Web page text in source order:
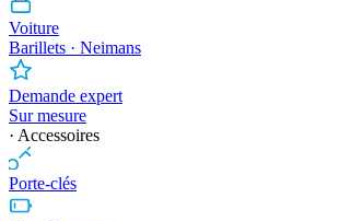
Voiture
Barillets · Neimans
Demande expert
Sur mesure
· Accessoires
Porte-clés